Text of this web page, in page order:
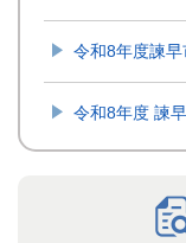
令和8年度諫
令和8年度 諫